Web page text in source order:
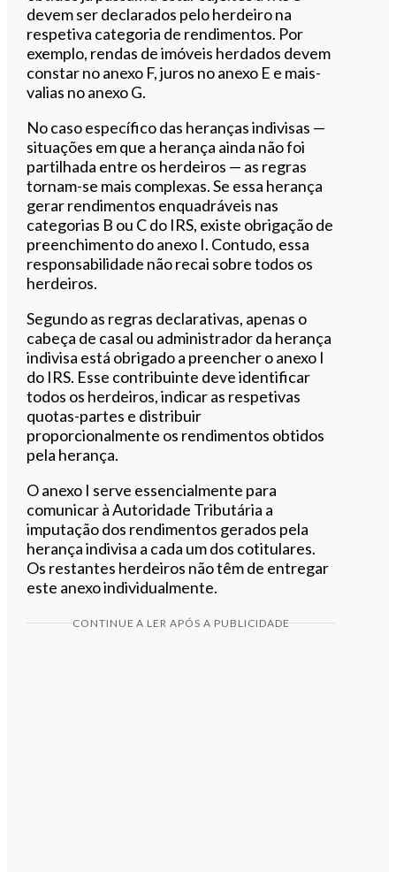
devem ser declarados pelo herdeiro na
respetiva categoria de rendimentos. Por
exemplo, rendas de imóveis herdados devem
constar no anexo F, juros no anexo E e mais-
valias no anexo G.
No caso específico das heranças indivisas —
situações em que a herança ainda não foi
partilhada entre os herdeiros — as regras
tornam-se mais complexas. Se essa herança
gerar rendimentos enquadráveis nas
categorias B ou C do IRS, existe obrigação de
preenchimento do anexo I. Contudo, essa
responsabilidade não recai sobre todos os
herdeiros.
Segundo as regras declarativas, apenas o
cabeça de casal ou administrador da herança
indivisa está obrigado a preencher o anexo I
do IRS. Esse contribuinte deve identificar
todos os herdeiros, indicar as respetivas
quotas-partes e distribuir
proporcionalmente os rendimentos obtidos
pela herança.
O anexo I serve essencialmente para
comunicar à Autoridade Tributária a
imputação dos rendimentos gerados pela
herança indivisa a cada um dos cotitulares.
Os restantes herdeiros não têm de entregar
este anexo individualmente.
CONTINUE A LER APÓS A PUBLICIDADE